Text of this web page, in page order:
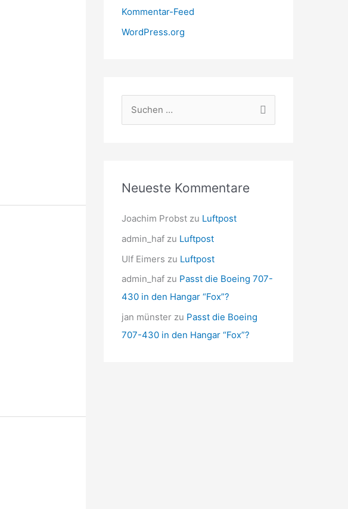
Kommentar-Feed
WordPress.org
n
h
:
Neueste Kommentare
Joachim Probst zu Luftpost
admin_haf zu Luftpost
Ulf Eimers zu Luftpost
admin_haf zu Passt die Boeing 707-
430 in den Hangar “Fox”?
jan münster zu Passt die Boeing
707-430 in den Hangar “Fox”?